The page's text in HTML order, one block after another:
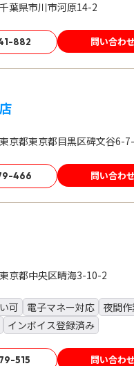
葉県市川市河原14-2
882 問い合わ
京都東京都目黒区碑文谷6-
466 問い合わ
京都中央区晴海3-10-2
可 電子マネー対応
夜間
インボイス登録済み
515 問い合わ